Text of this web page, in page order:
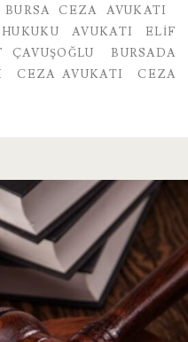
BURSA CEZA AVUKATI
AVUKATI ELIF
BURSADA
CEZA AVUKATI
CEZA